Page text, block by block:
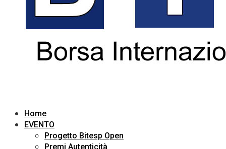
Home
EVENTO
Progetto Bitesp Open
Premi Autenticità